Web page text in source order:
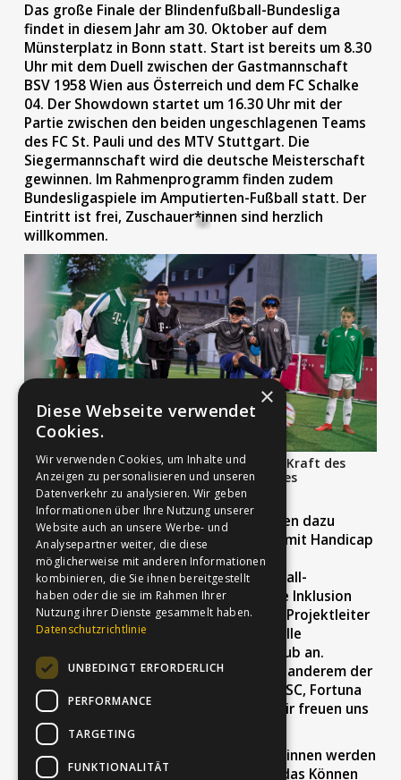
Das große Finale der Blindenfußball-Bundesliga
findet in diesem Jahr am 30. Oktober auf dem
Münsterplatz in Bonn statt. Start ist bereits um 8.30
Uhr mit dem Duell zwischen der Gastmannschaft
BSV 1958 Wien aus Österreich und dem FC Schalke
04. Der Showdown startet um 16.30 Uhr mit der
Partie zwischen den beiden ungeschlagenen Teams
des FC St. Pauli und des MTV Stuttgart. Die
Siegermannschaft wird die deutsche Meisterschaft
gewinnen. Im Rahmenprogramm finden zudem
Bundesligaspiele im Amputierten-Fußball statt. Der
Eintritt ist frei, Zuschauer*innen sind herzlich
willkommen.
Ein Ziel der Kooperation: Die verbindende Kraft des
Fußballs spüren. © alle Fotos: Getty Images
Mit der Serie wollen die Verantwortlichen dazu
beitragen, dass immer mehr Menschen mit Handicap
Zugang in die bundesweit rund 24.500
Fußballvereine finden. "Die Blindenfußball-
Bundesliga zeigt eindrucksvoll, dass die Inklusion
möglich ist und gelingen kann", betont Projektleiter
Nico Kempf und ergänzt: "So gehören alle
Mannschaften der Liga einem Fußballklub an.
Prominente Beispiele hierfür sind unter anderem der
FC Schalke 04, der FC St. Pauli, Hertha BSC, Fortuna
Düsseldorf oder Borussia Dortmund. Wir freuen uns
alle auf einen spannenden Finaltag."
Und auch einige der Stützpunktspieler*innen werden
mit ihren Eltern sicher vor Ort sein, um das Können
×
Diese Webseite verwendet
Cookies.
Wir verwenden Cookies, um Inhalte und
Anzeigen zu personalisieren und unseren
Datenverkehr zu analysieren. Wir geben
Informationen über Ihre Nutzung unserer
Website auch an unsere Werbe- und
Analysepartner weiter, die diese
möglicherweise mit anderen Informationen
kombinieren, die Sie ihnen bereitgestellt
haben oder die sie im Rahmen Ihrer
Nutzung ihrer Dienste gesammelt haben.
Datenschutzrichtlinie
UNBEDINGT ERFORDERLICH
PERFORMANCE
TARGETING
FUNKTIONALITÄT